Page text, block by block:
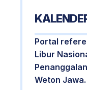
Portal
Libur
Weton Jawa.